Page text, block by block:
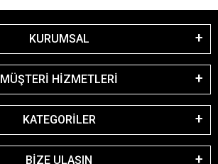
KURUMSAL
MÜŞTERİ HİZMETLERİ
KATEGORİLER
BİZE ULAŞIN